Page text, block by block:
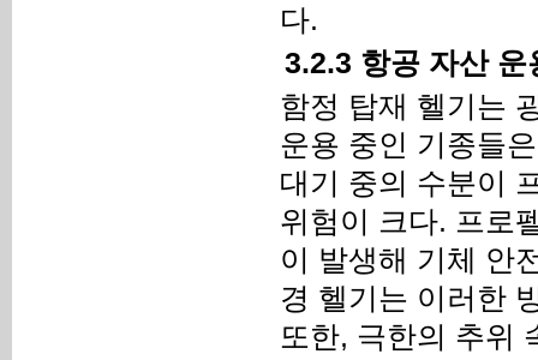
다.
3.2.3 항공 자산
함정 탑재 헬기는
운용 중인 기종들
대기 중의 수분이
위험이 크다. 프로
이 발생해 기체 안
경 헬기는 이러한
또한, 극한의 추위